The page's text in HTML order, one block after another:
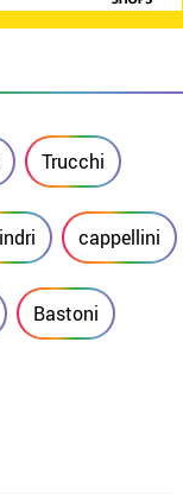
Trucchi
cappellini
Bastoni